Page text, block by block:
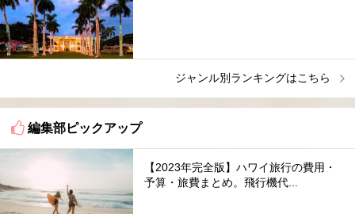
ジャンル別ランキングはこちら
編集部ピックアップ
【2023年完全版】ハワイ旅行の費用・
予算・旅費まとめ。飛行機代...